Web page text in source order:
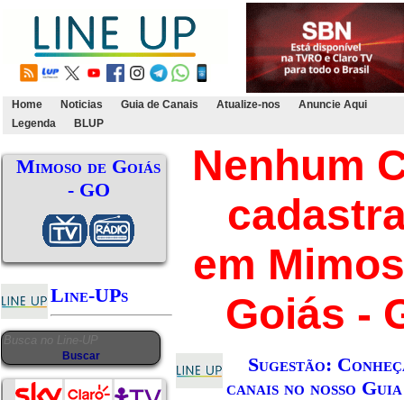
Home Noticias Guia de Canais Atualize-nos
Anuncie Aqui
Legenda
BLUP
Mimoso de Goiás
- GO
Line-UPs
Nenhum
em
Goiás -
Sugestão:
canais no nosso